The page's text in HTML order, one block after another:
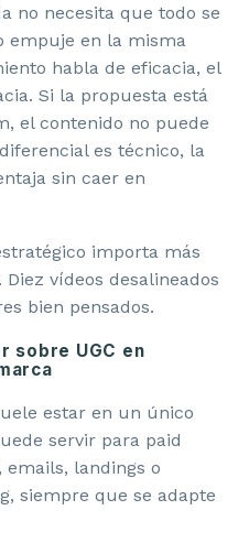
no necesita que todo se
empuje en la misma
habla de eficacia, el
Si la propuesta está
el contenido no puede
es técnico, la
sin caer en
importa más
vídeos desalineados
bien pensados.
sobre UGC en
estar en un único
servir para paid
landings o
siempre que se adapte